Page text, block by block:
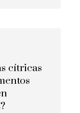
cítricas